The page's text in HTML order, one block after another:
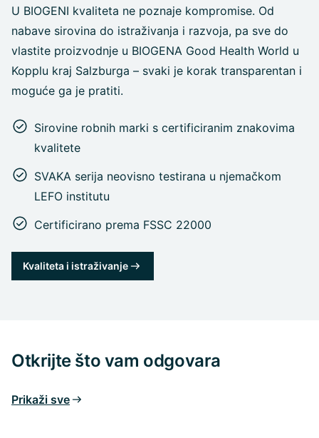
U BIOGENI kvaliteta ne poznaje kompromise. Od
nabave sirovina do istraživanja i razvoja, pa sve do
vlastite proizvodnje u BIOGENA Good Health World u
Kopplu kraj Salzburga – svaki je korak transparentan i
moguće ga je pratiti.
Sirovine robnih marki s certificiranim znakovima
kvalitete
SVAKA serija neovisno testirana u njemačkom
LEFO institutu
Certificirano prema FSSC 22000
Kvaliteta i istraživanje
Otkrijte što vam odgovara
Prikaži sve